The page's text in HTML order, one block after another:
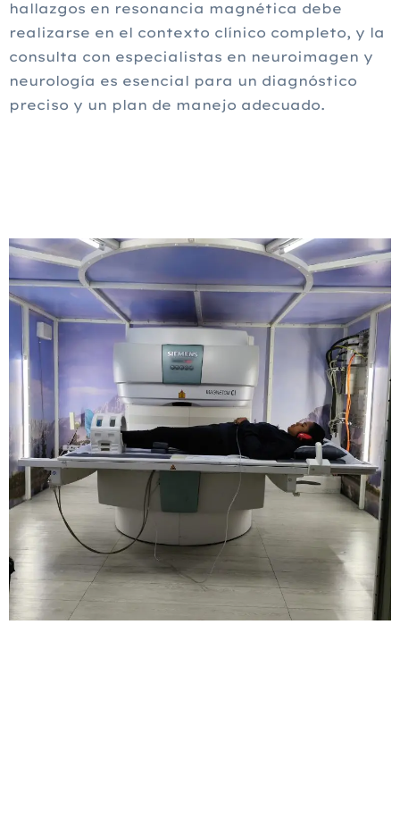
hallazgos en resonancia magnética debe
realizarse en el contexto clínico completo, y la
consulta con especialistas en neuroimagen y
neurología es esencial para un diagnóstico
preciso y un plan de manejo adecuado.